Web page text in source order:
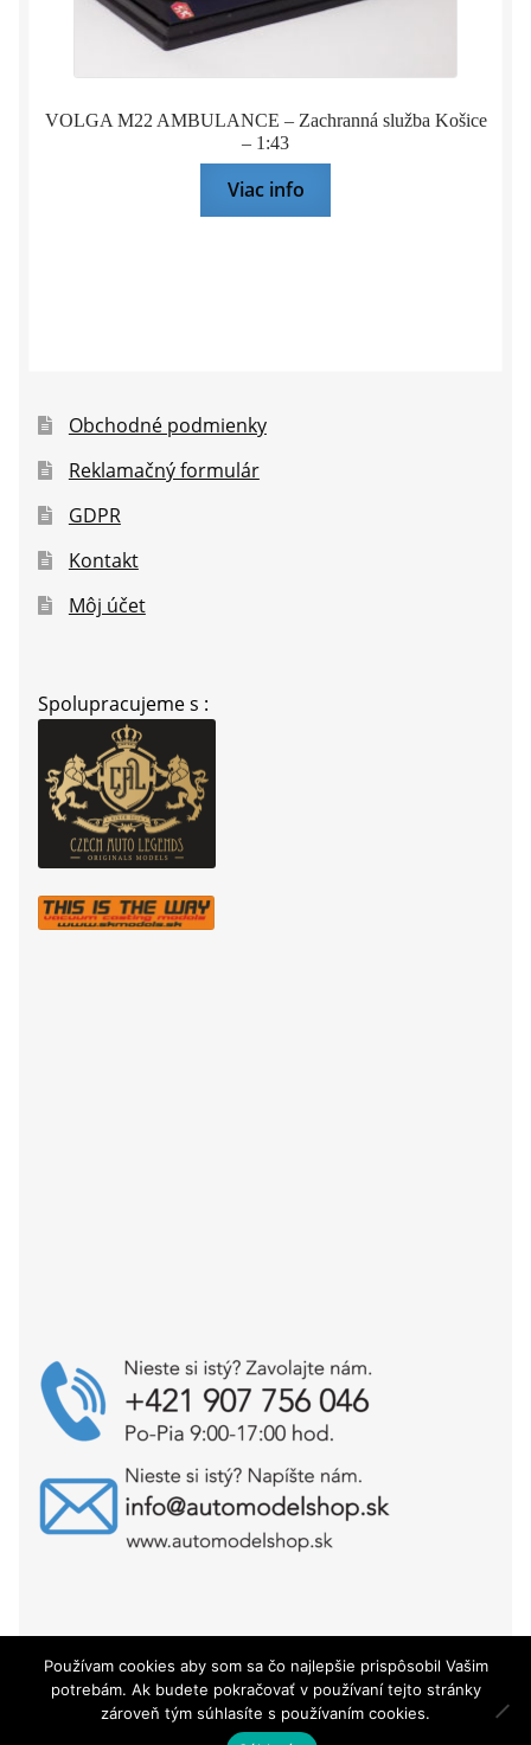
VOLGA M22 AMBULANCE – Zachranná služba Košice
– 1:43
Viac info
Obchodné podmienky
Reklamačný formulár
GDPR
Kontakt
Môj účet
Spolupracujeme s :
Copyright © AutoModelShop.sk 2025
Používam cookies aby som sa čo najlepšie prispôsobil Vašim
potrebám. Ak budete pokračovať v používaní tejto stránky
zároveň tým súhlasíte s používaním cookies.